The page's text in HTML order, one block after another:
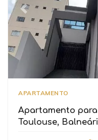
Previous
APARTAMENTO
Apartamento
Toulouse,